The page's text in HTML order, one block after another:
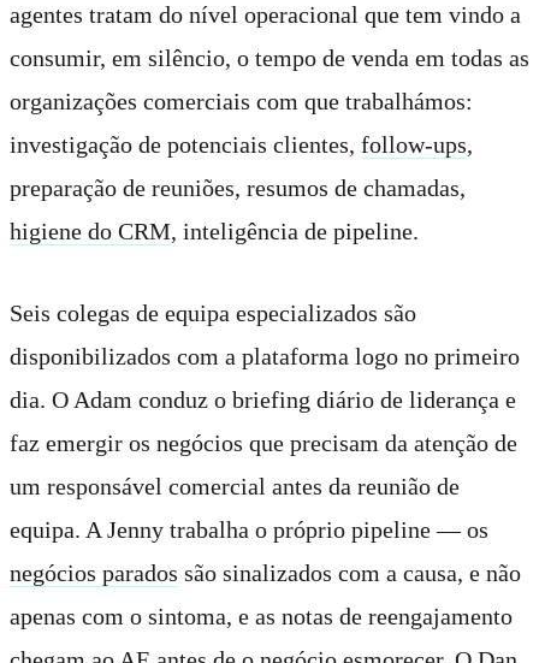
agentes tratam do nível operacional que tem vindo a
consumir, em silêncio, o tempo de venda em todas as
organizações comerciais com que trabalhámos:
investigação de potenciais clientes, follow-ups,
preparação de reuniões, resumos de chamadas,
higiene do CRM, inteligência de pipeline.
Seis colegas de equipa especializados são
disponibilizados com a plataforma logo no primeiro
dia. O Adam conduz o briefing diário de liderança e
faz emergir os negócios que precisam da atenção de
um responsável comercial antes da reunião de
equipa. A Jenny trabalha o próprio pipeline — os
negócios parados são sinalizados com a causa, e não
apenas com o sintoma, e as notas de reengajamento